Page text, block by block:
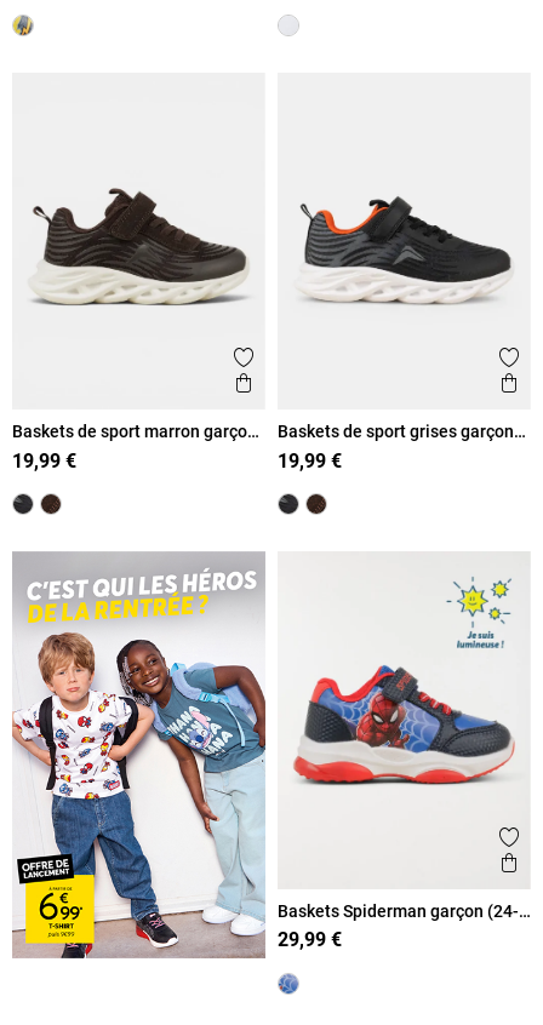
Ajouter aux favoris
Aperçu rapide
Baskets de sport marron garçon
(24-30)
19,99 €
Baskets de sport grises garçon
(24-30)
19,99 €
Baskets Spiderman garçon (24-
30)
29,99 €